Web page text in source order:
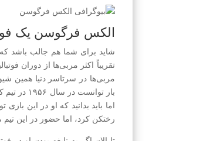
الکس فرگوسن یک
شاید برای شما هم جالب باشد که
تقریباً اکثر مربی‌ها از دوران
مربی‌ها در سرتاسر دنیا همین
بار
اما باید بدانید که او در این
رختکن کرد، اما حضور در این تیم موقتی بود و